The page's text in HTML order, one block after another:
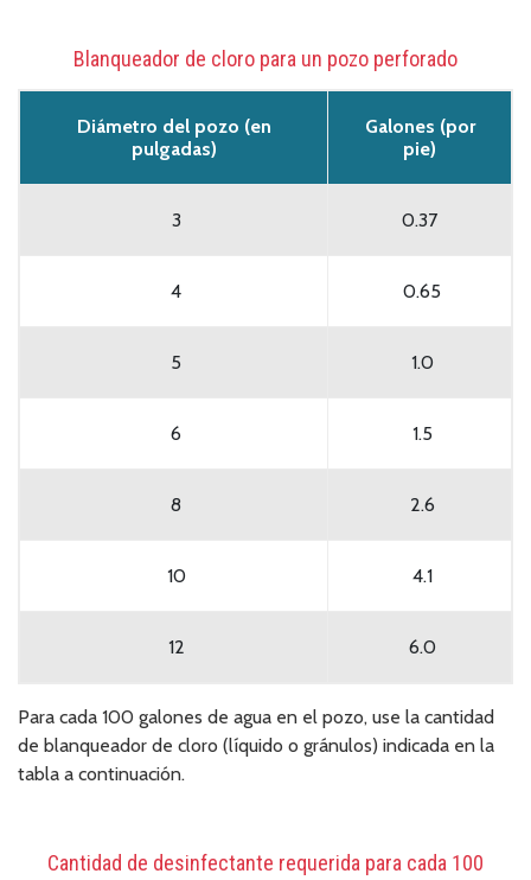
Blanqueador de cloro para un pozo perforado
Diámetro del pozo (en
pulgadas)
Galones (por
pie)
3 0.37
4 0.65
5 1.0
6 1.5
8 2.6
10 4.1
12 6.0
Para cada 100 galones de agua en el pozo, use la cantidad
de blanqueador de cloro (líquido o gránulos) indicada en la
tabla a continuación.
Cantidad de desinfectante requerida para cada 100